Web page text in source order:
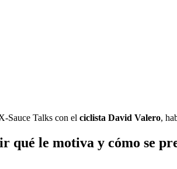
Sauce Talks con el ciclista David Valero,
qué le motiva y cómo se